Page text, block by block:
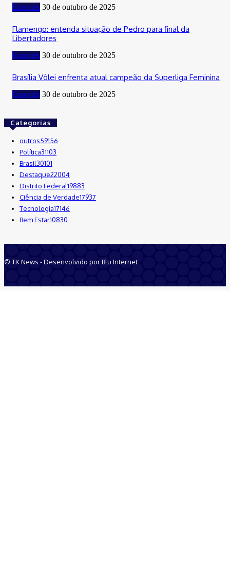
Esportes 30 de outubro de 2025
Flamengo: entenda situação de Pedro para final da
Libertadores
Esportes 30 de outubro de 2025
Brasília Vôlei enfrenta atual campeão da Superliga Feminina
Esportes 30 de outubro de 2025
Categorias
outros59156
Política31103
Brasil30101
Destaque22004
Distrito Federal19883
Ciência de Verdade17937
Tecnologia17146
Bem Estar10830
© TK News - Desenvolvido por Blu Internet